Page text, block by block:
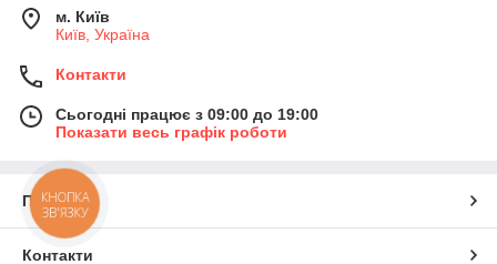
м. Київ
Київ, Україна
Контакти
Сьогодні працює з 09:00 до 19:00
Показати весь графік роботи
Про нас
Контакти
КНОПКА
ЗВ'ЯЗКУ